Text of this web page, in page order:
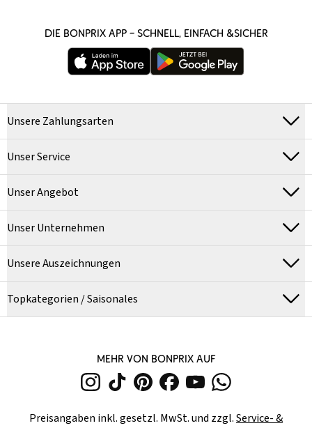
DIE BONPRIX APP – SCHNELL, EINFACH &SICHER
Unsere Zahlungsarten
Unser Service
Unser Angebot
Unser Unternehmen
Unsere Auszeichnungen
Topkategorien / Saisonales
MEHR VON BONPRIX AUF
Preisangaben inkl. gesetzl. MwSt. und zzgl.Service- &